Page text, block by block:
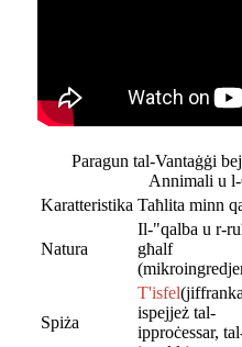
Paragun tal-Vantaġġi
Annimali u
Karatteristika Taħlita minn
Natura
Il-"qalba u r-
għalf
Spiża
T'isfel
ispejjeż tal-
ipproċessar,